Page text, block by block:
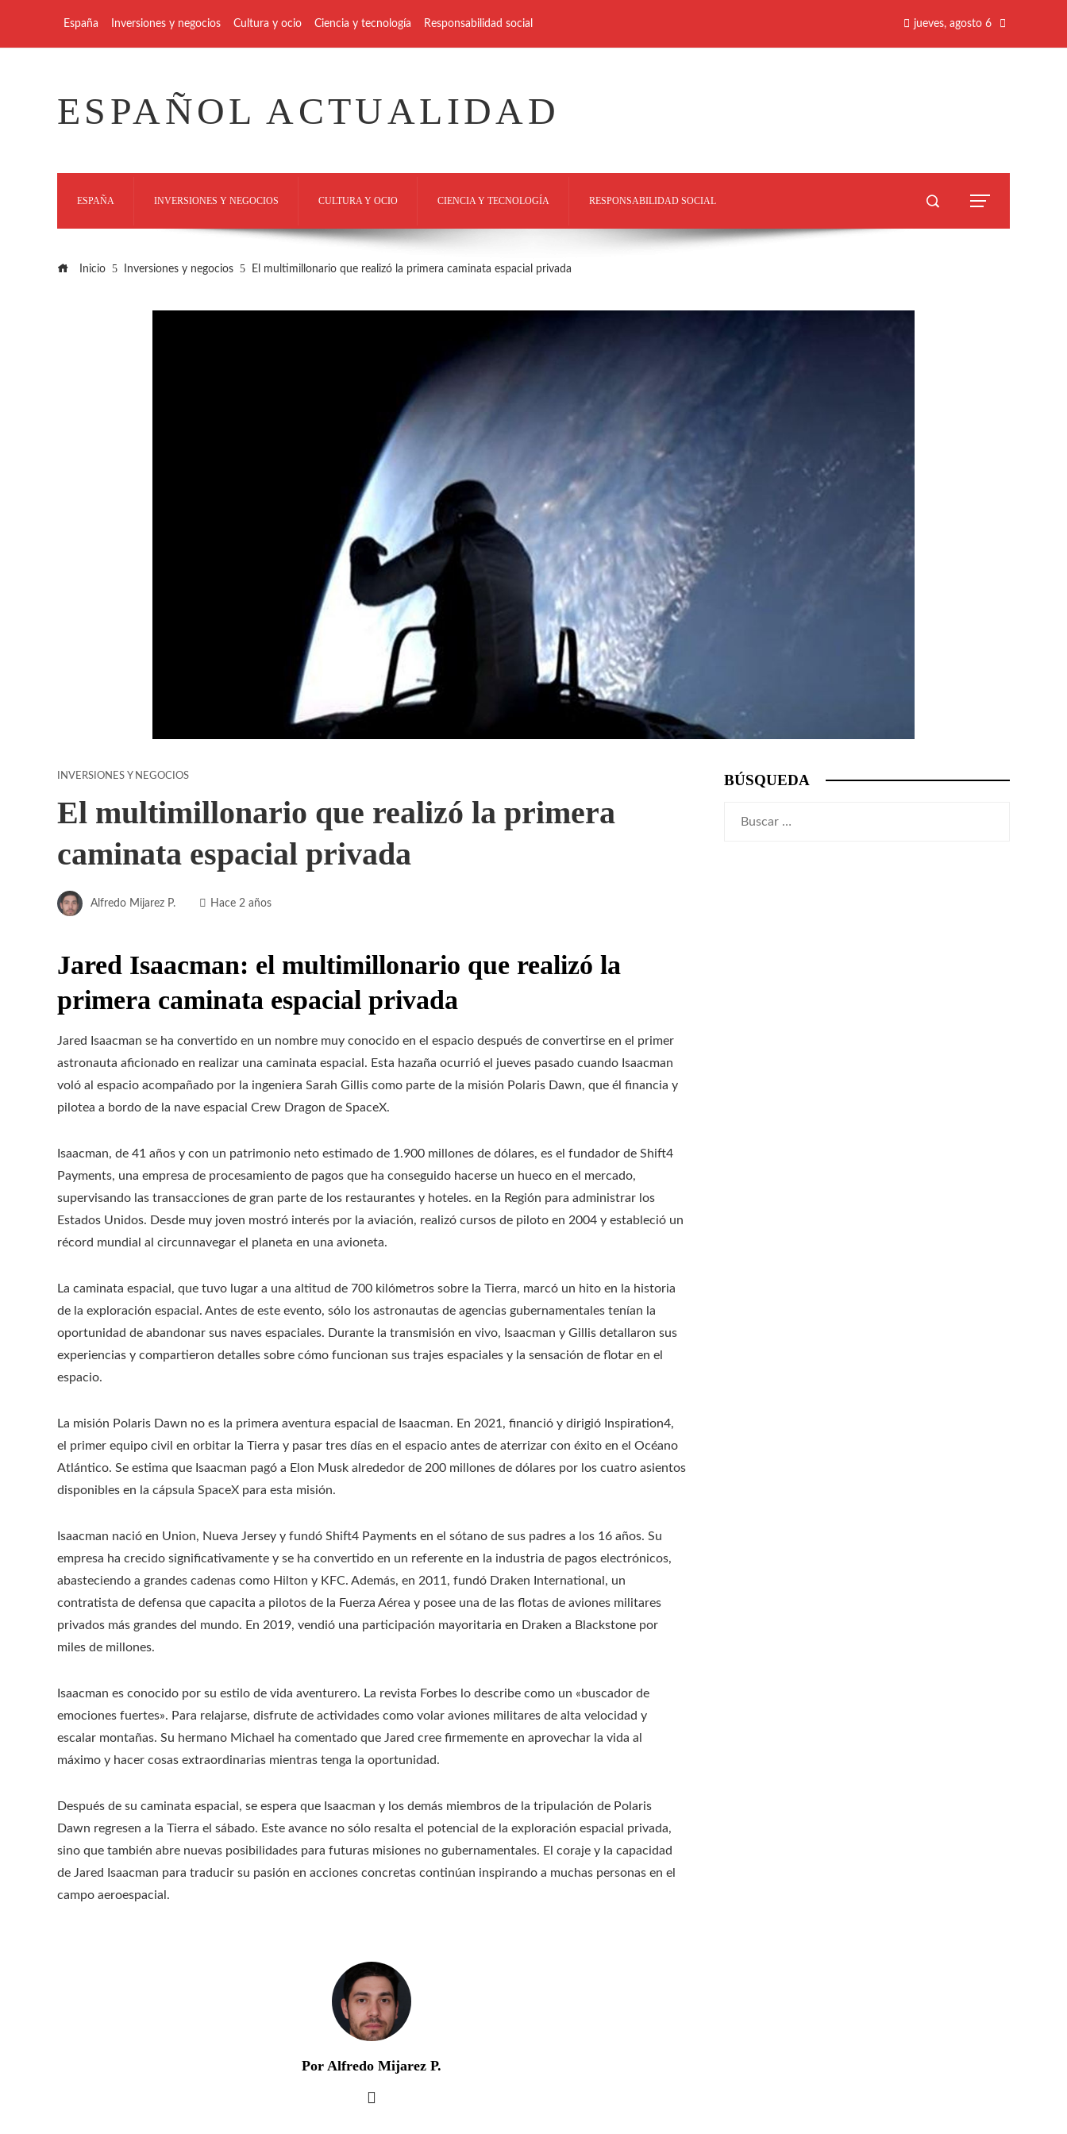
España Inversiones y negocios Cultura y ocio Ciencia y tecnología Responsabilidad social jueves, agosto 6
ESPAÑOL ACTUALIDAD
ESPAÑA INVERSIONES Y NEGOCIOS CULTURA Y OCIO CIENCIA Y TECNOLOGÍA RESPONSABILIDAD SOCIAL
Inicio Inversiones y negocios El multimillonario que realizó la primera caminata espacial privada
INVERSIONES Y NEGOCIOS
El multimillonario que realizó la primera
caminata espacial privada
Alfredo Mijarez P. Hace 2 años
Jared Isaacman: el multimillonario que realizó la
primera caminata espacial privada
Jared Isaacman se ha convertido en un nombre muy conocido en el espacio después de convertirse en el primer
astronauta aficionado en realizar una caminata espacial. Esta hazaña ocurrió el jueves pasado cuando Isaacman
voló al espacio acompañado por la ingeniera Sarah Gillis como parte de la misión Polaris Dawn, que él financia y
pilotea a bordo de la nave espacial Crew Dragon de SpaceX.
Isaacman, de 41 años y con un patrimonio neto estimado de 1.900 millones de dólares, es el fundador de Shift4
Payments, una empresa de procesamiento de pagos que ha conseguido hacerse un hueco en el mercado,
supervisando las transacciones de gran parte de los restaurantes y hoteles. en la Región para administrar los
Estados Unidos. Desde muy joven mostró interés por la aviación, realizó cursos de piloto en 2004 y estableció un
récord mundial al circunnavegar el planeta en una avioneta.
La caminata espacial, que tuvo lugar a una altitud de 700 kilómetros sobre la Tierra, marcó un hito en la historia
de la exploración espacial. Antes de este evento, sólo los astronautas de agencias gubernamentales tenían la
oportunidad de abandonar sus naves espaciales. Durante la transmisión en vivo, Isaacman y Gillis detallaron sus
experiencias y compartieron detalles sobre cómo funcionan sus trajes espaciales y la sensación de flotar en el
espacio.
La misión Polaris Dawn no es la primera aventura espacial de Isaacman. En 2021, financió y dirigió Inspiration4,
el primer equipo civil en orbitar la Tierra y pasar tres días en el espacio antes de aterrizar con éxito en el Océano
Atlántico. Se estima que Isaacman pagó a Elon Musk alrededor de 200 millones de dólares por los cuatro asientos
disponibles en la cápsula SpaceX para esta misión.
Isaacman nació en Union, Nueva Jersey y fundó Shift4 Payments en el sótano de sus padres a los 16 años. Su
empresa ha crecido significativamente y se ha convertido en un referente en la industria de pagos electrónicos,
abasteciendo a grandes cadenas como Hilton y KFC. Además, en 2011, fundó Draken International, un
contratista de defensa que capacita a pilotos de la Fuerza Aérea y posee una de las flotas de aviones militares
privados más grandes del mundo. En 2019, vendió una participación mayoritaria en Draken a Blackstone por
miles de millones.
Isaacman es conocido por su estilo de vida aventurero. La revista Forbes lo describe como un «buscador de
emociones fuertes». Para relajarse, disfrute de actividades como volar aviones militares de alta velocidad y
escalar montañas. Su hermano Michael ha comentado que Jared cree firmemente en aprovechar la vida al
máximo y hacer cosas extraordinarias mientras tenga la oportunidad.
Después de su caminata espacial, se espera que Isaacman y los demás miembros de la tripulación de Polaris
Dawn regresen a la Tierra el sábado. Este avance no sólo resalta el potencial de la exploración espacial privada,
sino que también abre nuevas posibilidades para futuras misiones no gubernamentales. El coraje y la capacidad
de Jared Isaacman para traducir su pasión en acciones concretas continúan inspirando a muchas personas en el
campo aeroespacial.
Por Alfredo Mijarez P.
BÚSQUEDA